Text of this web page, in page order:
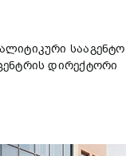
სააგენტო
დირექტორი